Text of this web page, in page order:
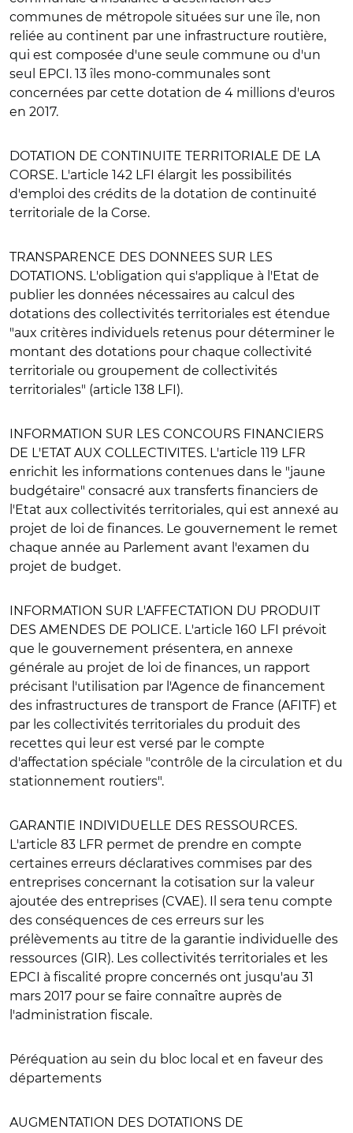
communes de métropole situées sur une île, non
reliée au continent par une infrastructure routière,
qui est composée d'une seule commune ou d'un
seul EPCI. 13 îles mono-communales sont
concernées par cette dotation de 4 millions d'euros
en 2017.
DOTATION DE CONTINUITE TERRITORIALE DE LA
CORSE. L'article 142 LFI élargit les possibilités
d'emploi des crédits de la dotation de continuité
territoriale de la Corse.
TRANSPARENCE DES DONNEES SUR LES
DOTATIONS. L'obligation qui s'applique à l'Etat de
publier les données nécessaires au calcul des
dotations des collectivités territoriales est étendue
"aux critères individuels retenus pour déterminer le
montant des dotations pour chaque collectivité
territoriale ou groupement de collectivités
territoriales" (article 138 LFI).
INFORMATION SUR LES CONCOURS FINANCIERS
DE L'ETAT AUX COLLECTIVITES. L'article 119 LFR
enrichit les informations contenues dans le "jaune
budgétaire" consacré aux transferts financiers de
l'Etat aux collectivités territoriales, qui est annexé au
projet de loi de finances. Le gouvernement le remet
chaque année au Parlement avant l'examen du
projet de budget.
INFORMATION SUR L'AFFECTATION DU PRODUIT
DES AMENDES DE POLICE. L'article 160 LFI prévoit
que le gouvernement présentera, en annexe
générale au projet de loi de finances, un rapport
précisant l'utilisation par l'Agence de financement
des infrastructures de transport de France (AFITF) et
par les collectivités territoriales du produit des
recettes qui leur est versé par le compte
d'affectation spéciale "contrôle de la circulation et du
stationnement routiers".
GARANTIE INDIVIDUELLE DES RESSOURCES.
L'article 83 LFR permet de prendre en compte
certaines erreurs déclaratives commises par des
entreprises concernant la cotisation sur la valeur
ajoutée des entreprises (CVAE). Il sera tenu compte
des conséquences de ces erreurs sur les
prélèvements au titre de la garantie individuelle des
ressources (GIR). Les collectivités territoriales et les
EPCI à fiscalité propre concernés ont jusqu'au 31
mars 2017 pour se faire connaître auprès de
l'administration fiscale.
Péréquation au sein du bloc local et en faveur des
départements
AUGMENTATION DES DOTATIONS DE